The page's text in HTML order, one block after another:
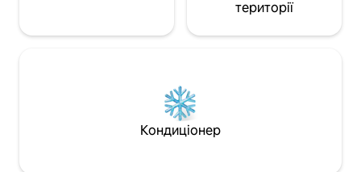
території
Кондиціонер